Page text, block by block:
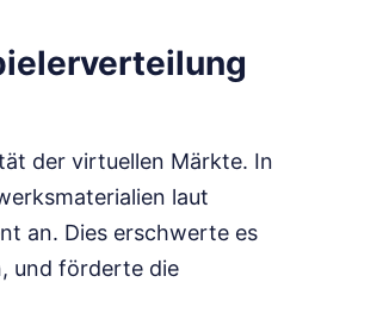
der virtuellen Märkte. In
laut
an. Dies erschwerte es
und förderte die